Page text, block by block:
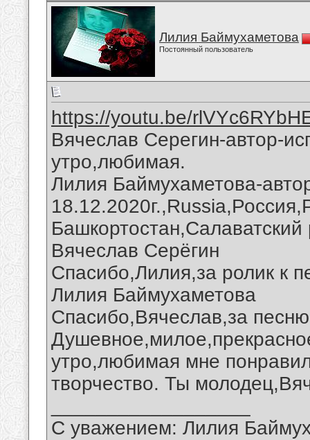
Лилия Баймухаметова
Постоянный пользователь
https://youtu.be/
Вячеслав Серегин-автор-
утро,любимая.
Лилия Баймухаметова-
Вячеслав Серёгин
Спасибо,Лилия,за ролик к
Лилия Баймухаметова
Спасибо,Вячеслав,за
утро,любимая мне
творчество. Ты
С уважением: Лилия